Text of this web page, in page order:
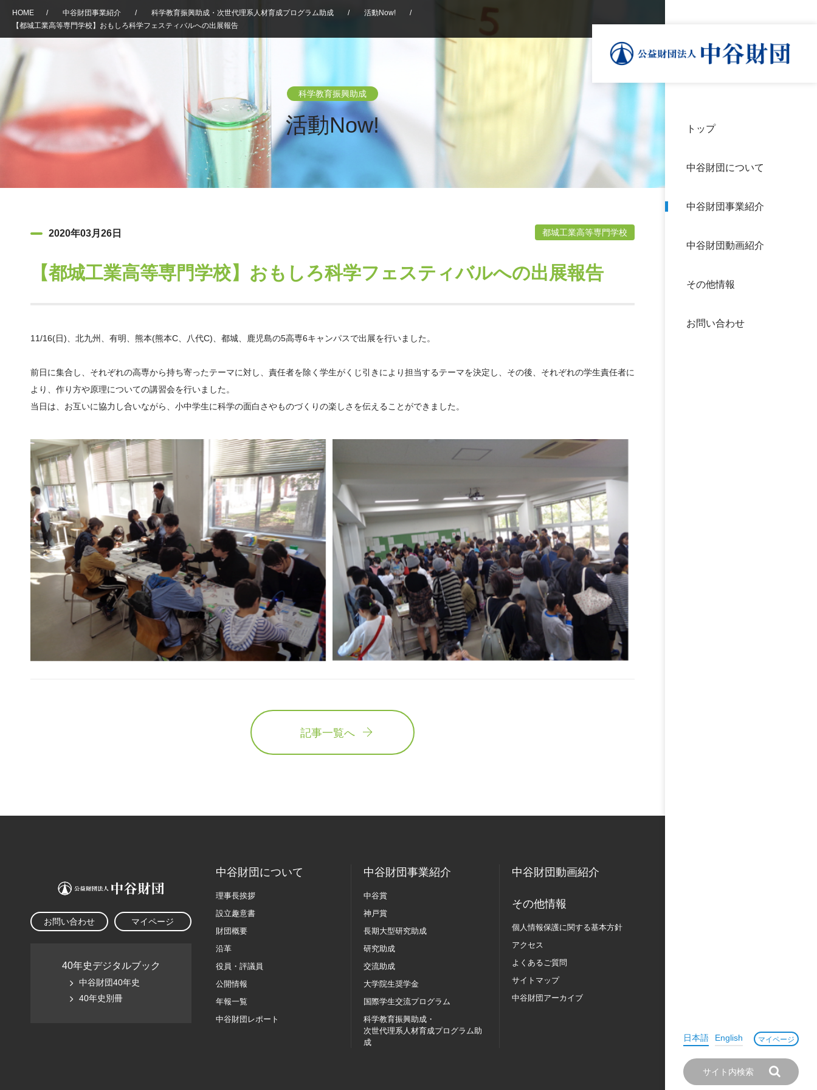
トップ
中谷財団について
中谷財団事業紹介
中谷財団動画紹介
その他情報
お問い合わせ
日本語 English マイページ
HOME / 中谷財団事業紹介 / 科学教育振興助成・次世代理系人材育成プログラム助成 / 活動Now!
/
【都城工業高等専門学校】おもしろ科学フェスティバルへの出展報告
科学教育振興助成
活動Now!
2020年03月26日 都城工業高等専門学校
【都城工業高等専門学校】おもしろ科学フェスティバルへの出展報告
11/16(日) 、北九州、有明、熊本(熊本C 、八代C) 、都城、鹿児島の5高専6キャンパスで出展を行いました。
前日に集合し、それぞれの高専から持ち寄ったテーマに対し、責任者を除く学生がくじ引きにより担当するテーマを決定し、その後、それぞれの学生責任者に
より、作り方や原理についての講習会を行いました。
当日は、お互いに協力し合いながら、小中学生に科学の面白さやものづくりの楽しさを伝えることができました。
記事一覧へ
お問い合わせ マイページ
40年史デジタルブック
中谷財団40年史
40年史別冊
中谷財団について
理事長挨拶
設立趣意書
財団概要
沿革
役員・評議員
公開情報
年報一覧
中谷財団レポート
中谷財団事業紹介
中谷賞
神戸賞
長期大型研究助成
研究助成
交流助成
大学院生奨学金
国際学生交流プログラム
科学教育振興助成・
次世代理系人材育成プログラム助
成
中谷財団動画紹介
その他情報
個人情報保護に関する基本方針
アクセス
よくあるご質問
サイトマップ
中谷財団アーカイブ